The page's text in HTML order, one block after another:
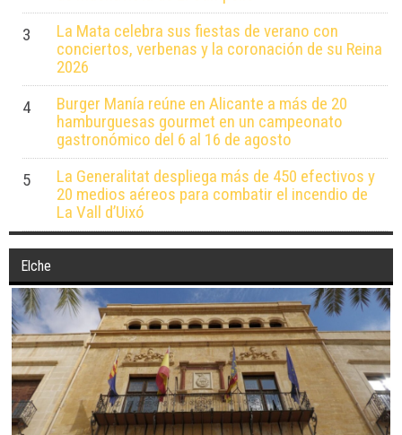
3
La Mata celebra sus fiestas de verano con
conciertos, verbenas y la coronación de su Reina
2026
4
Burger Manía reúne en Alicante a más de 20
hamburguesas gourmet en un campeonato
gastronómico del 6 al 16 de agosto
5
La Generalitat despliega más de 450 efectivos y
20 medios aéreos para combatir el incendio de
La Vall d’Uixó
Elche